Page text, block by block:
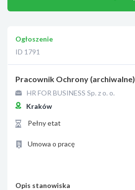
Ogłoszenie
ID 1791
Pracownik Ochrony (archiwalne)
HR FOR BUSINESS Sp. z o. o.
Kraków
Pełny etat
Umowa o pracę
Opis stanowiska